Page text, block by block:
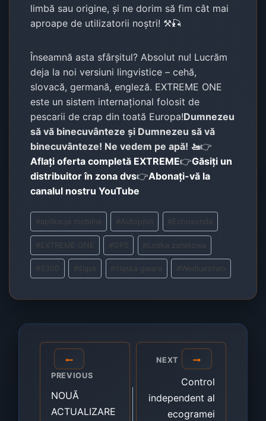
limbă sau origine, și ne dorim să fim cât mai
aproape de utilizatorii noștri! ⚒️🎣
Înseamnă asta sfârșitul? Absolut nu! Lucrăm
deja la noi versiuni lingvistice – cehă,
slovacă, germană, engleză. EXTREME ONE
este un sistem internațional folosit de
pescarii de crap din toată Europa!Dumnezeu
să vă binecuvânteze și Dumnezeu să vă
binecuvânteze! Ne vedem pe apă! 🚤👉
Aflați oferta completă EXTREME👉Găsiți un
distribuitor în zona dvs👉Abonați-vă la
canalul nostru YouTube
Post
Tags:
#aplikacja mobilna # Autopilot # Echosonda
# EXTREME ONE # GPS # Lodka zanetowa
#S300 #śląsk #śląska gwara # Wedkarstwo
Post
navigation
PREVIOUS
NOUĂ
ACTUALIZARE
NEXT
Control
independent al
ecogramei